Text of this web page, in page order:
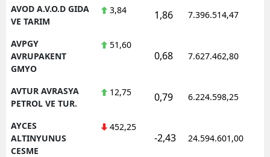
AVOD A.V.O.D GIDA
VE TARIM
3,84 1,86 7.396.514,47
AVPGY
AVRUPAKENT
GMYO
51,60
0,68 7.627.462,80
AVTUR AVRASYA
PETROL VE TUR.
12,75 0,79 6.224.598,25
AYCES
ALTINYUNUS
CESME
452,25
-2,43 24.594.601,00